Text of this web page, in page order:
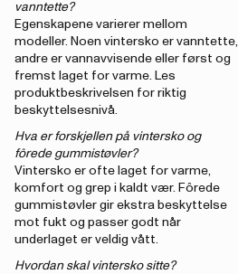
vanntette?
Egenskapene varierer mellom
modeller. Noen vintersko er vanntette,
andre er vannavvisende eller først og
fremst laget for varme. Les
produktbeskrivelsen for riktig
beskyttelsesnivå.
Hva er forskjellen på vintersko og
fôrede gummistøvler?
Vintersko er ofte laget for varme,
komfort og grep i kaldt vær. Fôrede
gummistøvler gir ekstra beskyttelse
mot fukt og passer godt når
underlaget er veldig vått.
Hvordan skal vintersko sitte?